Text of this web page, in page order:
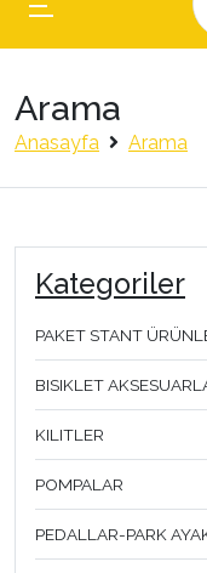
Arama
Anasayfa Arama
Kategoriler
PAKET STANT
BISIKLET
KILITLER
POMPALAR
PEDALLAR-PARK